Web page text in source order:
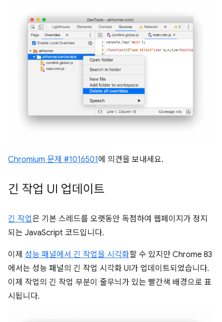
Chromium 문제 #1016501에 의견을 보내세요.
긴 작업 UI 업데이트
긴 작업은 기본 스레드를 오랫동안 독점하여 웹페이지가 정지
되는 JavaScript 코드입니다.
이제 성능 패널에서 긴 작업을 시각화할 수 있지만 Chrome 83
에서는 성능 패널의 긴 작업 시각화 UI가 업데이트되었습니다.
이제 작업의 긴 작업 부분이 줄무늬가 있는 빨간색 배경으로 표
시됩니다.